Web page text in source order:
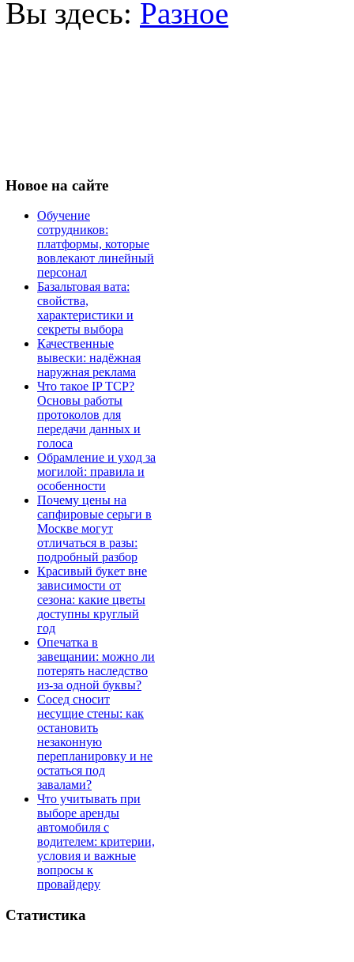
Вы здесь: Разное
Новое на сайте
Обучение
сотрудников:
платформы, которые
вовлекают линейный
персонал
Базальтовая вата:
свойства,
характеристики и
секреты выбора
Качественные
вывески: надёжная
наружная реклама
Что такое IP TCP?
Основы работы
протоколов для
передачи данных и
голоса
Обрамление и уход за
могилой: правила и
особенности
Почему цены на
сапфировые серьги в
Москве могут
отличаться в разы:
подробный разбор
Красивый букет вне
зависимости от
сезона: какие цветы
доступны круглый
год
Опечатка в
завещании: можно ли
потерять наследство
из-за одной буквы?
Сосед сносит
несущие стены: как
остановить
незаконную
перепланировку и не
остаться под
завалами?
Что учитывать при
выборе аренды
автомобиля с
водителем: критерии,
условия и важные
вопросы к
провайдеру
Статистика